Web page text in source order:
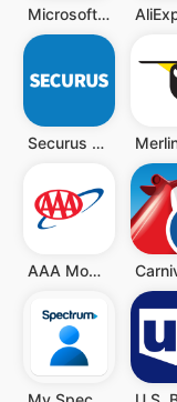
Microsoft Teams
Securus Mobile
AAA Mobile